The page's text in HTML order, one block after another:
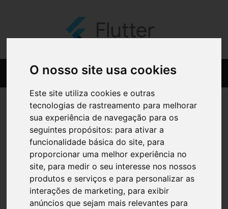
O nosso site usa cookies
Este site utiliza cookies e outras
tecnologias de rastreamento para melhorar
sua experiência de navegação para os
seguintes propósitos: para ativar a
funcionalidade básica do site, para
proporcionar uma melhor experiência no
site, para medir o seu interesse nos nossos
produtos e serviços e para personalizar as
interações de marketing, para exibir
anúncios que sejam mais relevantes para